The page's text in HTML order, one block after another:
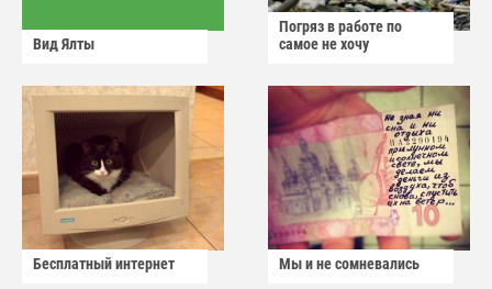
Вид Ялты
Погряз в работе по
самое не хочу
Бесплатный интернет Мы и не сомневались